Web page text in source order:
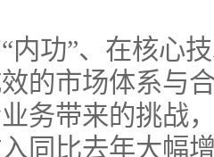
内功”、在核心
的市场体系与
务带来的挑战
同比去年大幅